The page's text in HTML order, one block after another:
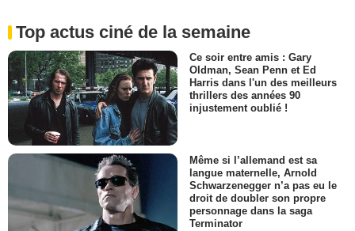
Top actus ciné de la semaine
Ce soir entre amis : Gary
Oldman, Sean Penn et Ed
Harris dans l'un des meilleurs
thrillers des années 90
injustement oublié !
Même si l’allemand est sa
langue maternelle, Arnold
Schwarzenegger n’a pas eu le
droit de doubler son propre
personnage dans la saga
Terminator